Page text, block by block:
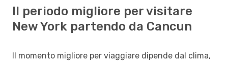
Il periodo migliore per visitare
New York partendo da Cancun
Il momento migliore per viaggiare dipende dal clima,